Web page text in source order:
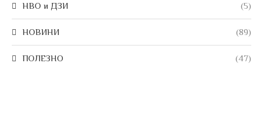
НВО и ДЗИ (5)
НОВИНИ (89)
ПОЛЕЗНО (47)